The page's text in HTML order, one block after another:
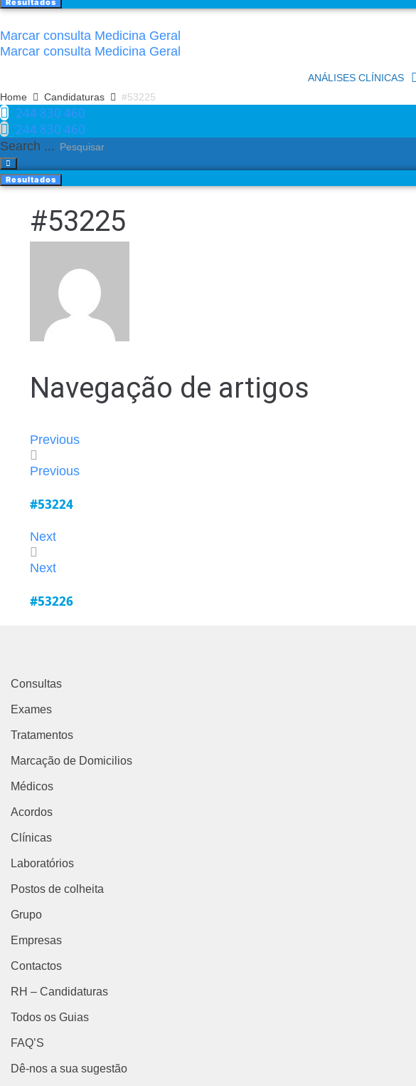
Resultados
Marcar consulta Medicina Geral
Marcar consulta Medicina Geral
ANÁLISES CLÍNICAS
Home
Candidaturas #53225
244 830 460​
244 830 460​
Search ...
Resultados
#53225
Navegação de artigos
Previous
Previous
#53224
Next
Next
#53226
Consultas
Exames
Tratamentos
Marcação de Domicilios
Médicos
Acordos
Clínicas
Laboratórios
Postos de colheita
Grupo
Empresas
Contactos
RH – Candidaturas
Todos os Guias
FAQ’S
Dê-nos a sua sugestão